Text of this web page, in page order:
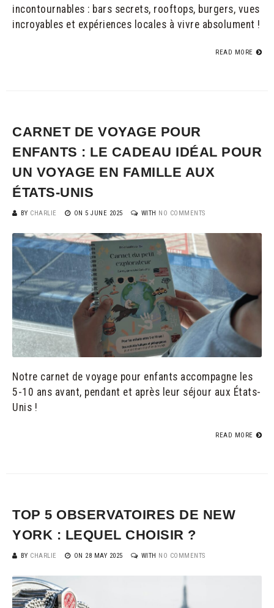
incontournables : bars secrets, rooftops, burgers, vues
incroyables et expériences locales à vivre absolument !
READ MORE
CARNET DE VOYAGE POUR
ENFANTS : LE CADEAU IDÉAL POUR
UN VOYAGE EN FAMILLE AUX
ÉTATS-UNIS
BY CHARLIE ON 5 JUNE 2025 WITH NO COMMENTS
Notre carnet de voyage pour enfants accompagne les
5-10 ans avant, pendant et après leur séjour aux États-
Unis !
READ MORE
TOP 5 OBSERVATOIRES DE NEW
YORK : LEQUEL CHOISIR ?
BY CHARLIE ON 28 MAY 2025 WITH NO COMMENTS